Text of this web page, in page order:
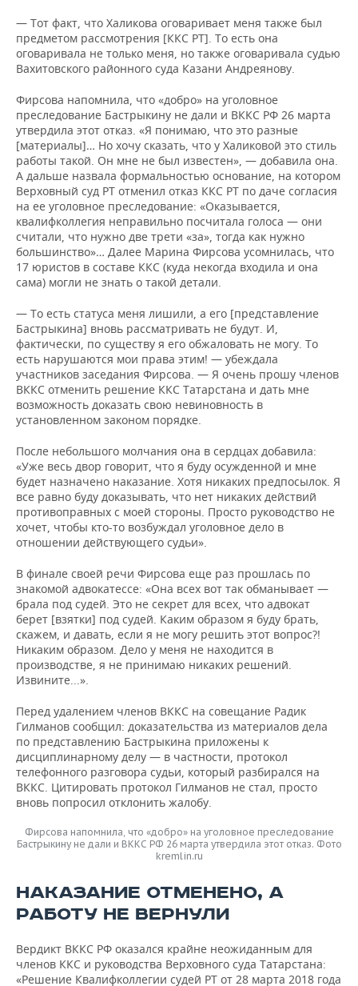
— Тот факт, что Халикова оговаривает меня также был
предметом рассмотрения [ККС РТ]. То есть она
оговаривала не только меня, но также оговаривала судью
Вахитовского районного суда Казани Андреянову.
Фирсова напомнила, что «добро» на уголовное
преследование Бастрыкину не дали и ВККС РФ 26 марта
утвердила этот отказ. «Я понимаю, что это разные
[материалы]… Но хочу сказать, что у Халиковой это стиль
работы такой. Он мне не был известен», — добавила она.
А дальше назвала формальностью основание, на котором
Верховный суд РТ отменил отказ ККС РТ по даче согласия
на ее уголовное преследование: «Оказывается,
квалифколлегия неправильно посчитала голоса — они
считали, что нужно две трети «за», тогда как нужно
большинство»… Далее Марина Фирсова усомнилась, что
17 юристов в составе ККС (куда некогда входила и она
сама) могли не знать о такой детали.
— То есть статуса меня лишили, а его [представление
Бастрыкина] вновь рассматривать не будут. И,
фактически, по существу я его обжаловать не могу. То
есть нарушаются мои права этим! — убеждала
участников заседания Фирсова. — Я очень прошу членов
ВККС отменить решение ККС Татарстана и дать мне
возможность доказать свою невиновность в
установленном законом порядке.
После небольшого молчания она в сердцах добавила:
«Уже весь двор говорит, что я буду осужденной и мне
будет назначено наказание. Хотя никаких предпосылок. Я
все равно буду доказывать, что нет никаких действий
противоправных с моей стороны. Просто руководство не
хочет, чтобы кто-то возбуждал уголовное дело в
отношении действующего судьи».
В финале своей речи Фирсова еще раз прошлась по
знакомой адвокатессе: «Она всех вот так обманывает —
брала под судей. Это не секрет для всех, что адвокат
берет [взятки] под судей. Каким образом я буду брать,
скажем, и давать, если я не могу решить этот вопрос?!
Никаким образом. Дело у меня не находится в
производстве, я не принимаю никаких решений.
Извините...».
Перед удалением членов ВККС на совещание Радик
Гилманов сообщил: доказательства из материалов дела
по представлению Бастрыкина приложены к
дисциплинарному делу — в частности, протокол
телефонного разговора судьи, который разбирался на
ВККС. Цитировать протокол Гилманов не стал, просто
вновь попросил отклонить жалобу.
Фирсова напомнила, что «добро» на уголовное преследование
Бастрыкину не дали и ВККС РФ 26 марта утвердила этот отказ. Фото
kremlin.ru
НАКАЗАНИЕ ОТМЕНЕНО, А
РАБОТУ НЕ ВЕРНУЛИ
Вердикт ВККС РФ оказался крайне неожиданным для
членов ККС и руководства Верховного суда Татарстана:
«Решение Квалифколлегии судей РТ от 28 марта 2018 года